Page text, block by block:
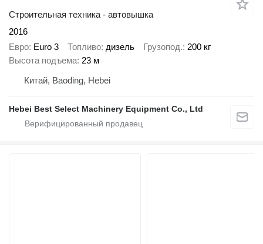
Строительная техника - автовышка
2016
Евро Euro 3 Топливо дизель Грузопод. 200 кг
Высота подъема 23 м
Китай, Baoding, Hebei
Hebei Best Select Machinery Equipment Co., Ltd